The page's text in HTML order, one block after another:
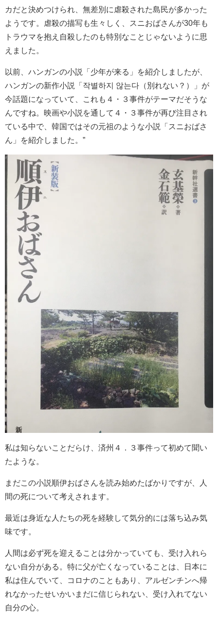
カだと決めつけられ、無差別に虐殺された島民が多かった
ようです。虐殺の描写も生々しく、スニおばさんが30年も
トラウマを抱え自殺したのも特別なことじゃないように思
えました。
以前、ハンガンの小説「少年が来る」を紹介しましたが、
ハンガンの新作小説「작별하지 않는다（別れない？）」が
今話題になっていて、これも４・３事件がテーマだそうな
んですね。映画や小説を通して４・３事件が再び注目され
ている中で、韓国ではその元祖のような小説「スニおばさ
ん」を紹介しました。”
私は知らないことだらけ、済州４．３事件って初めて聞い
たような。
まだこの小説順伊おばさんを読み始めたばかりですが、人
間の死について考えされます。
最近は身近な人たちの死を経験して気分的には落ち込み気
味です。
人間は必ず死を迎えることは分かっていても、受け入れら
ない自分がある。特に父が亡くなっていることは、日本に
私は住んでいて、コロナのこともあり、アルゼンチンへ帰
れなかったせいかいまだに信じられない、受け入れてない
自分の心。